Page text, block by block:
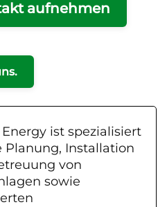
aufnehmen
Energy ist spezialisiert
Planung, Installation
von
sowie